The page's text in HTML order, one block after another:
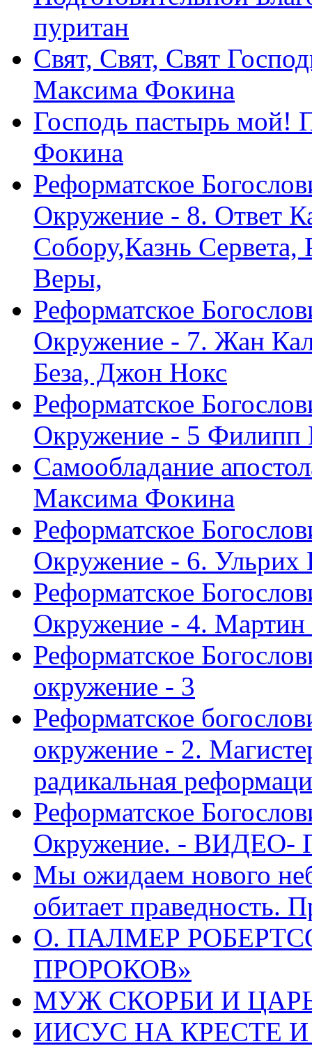
пуритан
Свят, Свят, Свят
Максима Фокина
Господь пастырь мой!
Фокина
Реформатское
Окружение - 8. Ответ
Собору,Казнь Сервета,
Веры,
Реформатское
Окружение - 7. Жан
Беза, Джон Нокс
Реформатское
Окружение - 5 Филипп
Самообладание
Максима Фокина
Реформатское
Окружение - 6. Ульрих
Реформатское
Окружение - 4.
Реформатское
окружение - 3
Реформатское
окружение - 2.
радикальная
Реформатское
Окружение. - ВИДЕО-
Мы ожидаем нового
обитает праведность.
О. ПАЛМЕР
ПРОРОКОВ»
МУЖ СКОРБИ И ЦАРЬ
ИИСУС НА КРЕСТЕ